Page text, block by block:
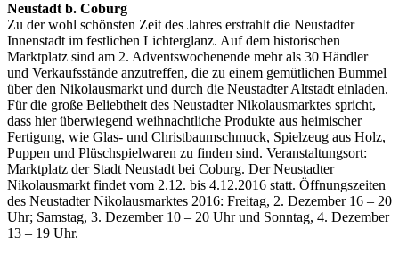
Neustadt b. Coburg
Zu der wohl schönsten Zeit des Jahres erstrahlt die Neustadter
Innenstadt im festlichen Lichterglanz. Auf dem historischen
Marktplatz sind am 2. Adventswochenende mehr als 30 Händler
und Verkaufsstände anzutreffen, die zu einem gemütlichen Bummel
über den Nikolausmarkt und durch die Neustadter Altstadt einladen.
Für die große Beliebtheit des Neustadter Nikolausmarktes spricht,
dass hier überwiegend weihnachtliche Produkte aus heimischer
Fertigung, wie Glas- und Christbaumschmuck, Spielzeug aus Holz,
Puppen und Plüschspielwaren zu finden sind. Veranstaltungsort:
Marktplatz der Stadt Neustadt bei Coburg. Der Neustadter
Nikolausmarkt findet vom 2.12. bis 4.12.2016 statt. Öffnungszeiten
des Neustadter Nikolausmarktes 2016: Freitag, 2. Dezember 16 – 20
Uhr; Samstag, 3. Dezember 10 – 20 Uhr und Sonntag, 4. Dezember
13 – 19 Uhr.